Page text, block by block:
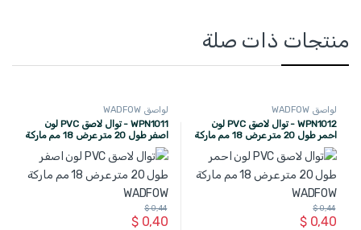
منتجات ذات صلة
لواصق WADFOW
WPN1012 - توال لاصق PVC لون
احمر طول 20 متر عرض 18 مم ماركة
WADFOW
$0,40
$0,44
لواصق WADFOW
WPN1011 - توال لاصق PVC لون
اصفر طول 20 متر عرض 18 مم ماركة
WADFOW
$0,40
$0,44